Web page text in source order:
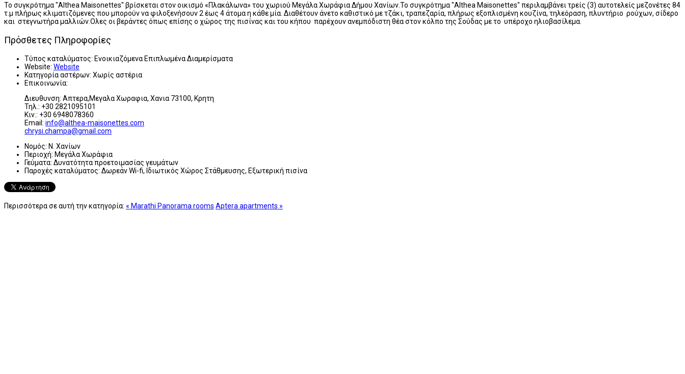
Το συγκρότημα "Althea Maisonettes" βρίσκεται στον οικισμό «Πλακάλωνα» του χωριού Μεγάλα Χωράφια Δήμου Χανίων.Το συγκρότημα "Althea Maisonettes" περιλαμβάνει τρείς (3) αυτοτελείς μεζονέτες 84
τ.μ πλήρως κλιματιζόμενες που μπορούν να φιλοξενήσουν 2 έως 4 άτομα η κάθε μία. Διαθέτουν άνετο καθιστικό με τζάκι, τραπεζαρία, πλήρως εξοπλισμένη κουζίνα, τηλεόραση, πλυντήριο ρούχων, σίδερο
και στεγνωτήρα μαλλιών.Ολες οι βεράντες όπως επίσης ο χώρος της πισίνας και του κήπου παρέχουν ανεμπόδιστη θέα στον κόλπο της Σούδας με το υπέροχο ηλιοβασίλεμα.
Πρόσθετες Πληροφορίες
Τύπος καταλύματος: Ενοικιαζόμενα Επιπλωμένα Διαμερίσματα
Website: Website
Κατηγορία αστέρων: Χωρίς αστέρια
Επικοινωνία:
Διευθυνση: Απτερα,Μεγαλα Χωραφια, Χανια 73100, Κρητη
Τηλ.: +30 2821095101
Κιν.: +30 6948078360
Email: info@althea-maisonettes.com
chrysi.champa@gmail.com
Νομός: Ν. Χανίων
Περιοχή: Mεγάλα Χωράφια
Γεύματα: Δυνατότητα προετοιμασίας γευμάτων
Παροχές καταλύματος: Δωρεάν Wi-fi, Ιδιωτικός Χώρος Στάθμευσης, Εξωτερική πισίνα
Περισσότερα σε αυτή την κατηγορία: « Marathi Panorama rooms Αptera apartments »